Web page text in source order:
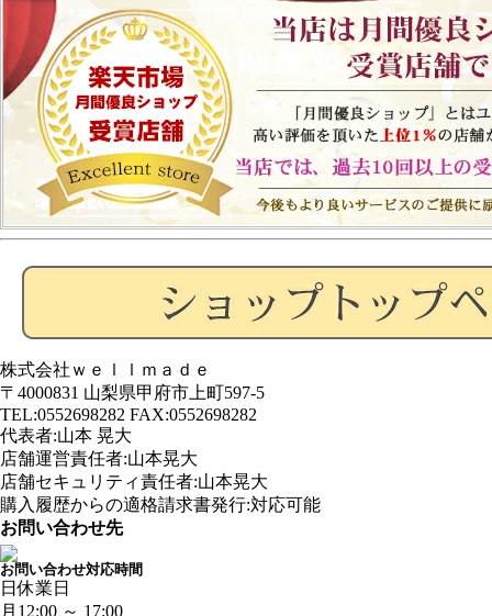
株式会社ｗｅｌｌｍａｄｅ
〒4000831 山梨県甲府市上町597-5
TEL:0552698282 FAX:0552698282
代表者:山本 晃大
店舗運営責任者:山本晃大
店舗セキュリティ責任者:山本晃大
購入履歴からの適格請求書発行:対応可能
お問い合わせ先
お問い合わせ対応時間
日休業日
月 12:00 ～ 17:00